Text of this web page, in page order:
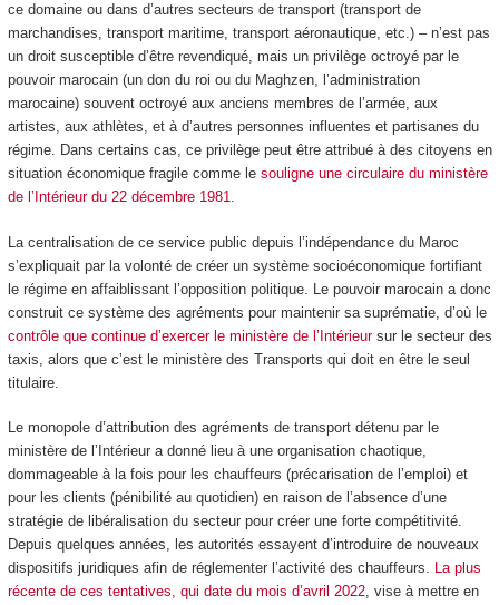
ce domaine ou dans d’autres secteurs de transport (transport de
marchandises, transport maritime, transport aéronautique, etc.) – n’est pas
un droit susceptible d’être revendiqué, mais un privilège octroyé par le
pouvoir marocain (un don du roi ou du Maghzen, l’administration
marocaine) souvent octroyé aux anciens membres de l’armée, aux
artistes, aux athlètes, et à d’autres personnes influentes et partisanes du
régime. Dans certains cas, ce privilège peut être attribué à des citoyens en
situation économique fragile comme le souligne une circulaire du ministère
de l’Intérieur du 22 décembre 1981.
La centralisation de ce service public depuis l’indépendance du Maroc
s’expliquait par la volonté de créer un système socioéconomique fortifiant
le régime en affaiblissant l’opposition politique. Le pouvoir marocain a donc
construit ce système des agréments pour maintenir sa suprématie, d’où le
contrôle que continue d’exercer le ministère de l’Intérieursur le secteur des
taxis, alors que c’est le ministère des Transports qui doit en être le seul
titulaire.
Le monopole d’attribution des agréments de transport détenu par le
ministère de l’Intérieur a donné lieu à une organisation chaotique,
dommageable à la fois pour les chauffeurs (précarisation de l’emploi) et
pour les clients (pénibilité au quotidien) en raison de l’absence d’une
stratégie de libéralisation du secteur pour créer une forte compétitivité.
Depuis quelques années, les autorités essayent d’introduire de nouveaux
dispositifs juridiques afin de réglementer l’activité des chauffeurs. La plus
récente de ces tentatives, qui date du mois d’avril 2022, vise à mettre en